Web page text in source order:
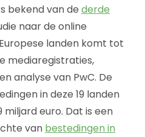
bekend van de derde
naar de online
landen komt tot
mediaregistraties,
analyse van PwC. De
in deze 19 landen
miljard euro. Dat is een
van bestedingen in